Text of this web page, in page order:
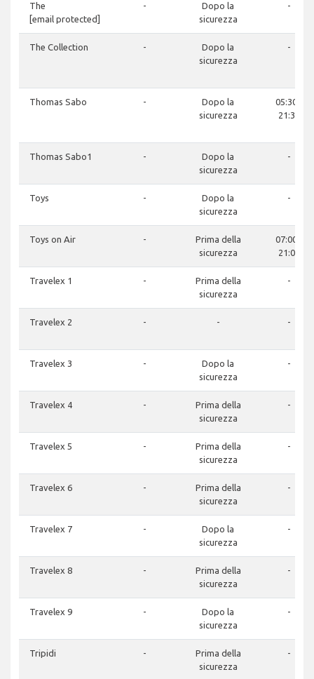
The
[email protected]
-
Dopo la
sicurezza
-
The Collection -
Dopo la
sicurezza
-
Thomas Sabo -
Dopo la
sicurezza
05:30 -
21:30
Thomas Sabo1 -
Dopo la
sicurezza
-
Toys -
Dopo la
sicurezza
-
Toys on Air -
Prima della
sicurezza
07:00 -
21:00
Travelex 1 -
Prima della
sicurezza
-
Travelex 2 - - -
Travelex 3 -
Dopo la
sicurezza
-
Travelex 4 -
Prima della
sicurezza
-
Travelex 5 -
Prima della
sicurezza
-
Travelex 6 -
Prima della
sicurezza
-
Travelex 7 -
Dopo la
sicurezza
-
Travelex 8 -
Prima della
sicurezza
-
Travelex 9 -
Dopo la
sicurezza
-
Tripidi -
Prima della
sicurezza
-